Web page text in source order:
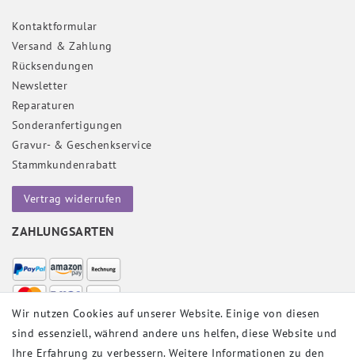
Kontaktformular
Versand & Zahlung
Rücksendungen
Newsletter
Reparaturen
Sonderanfertigungen
Gravur- & Geschenkservice
Stammkundenrabatt
Vertrag widerrufen
ZAHLUNGSARTEN
VERSANDPARTNER
Wir nutzen Cookies auf unserer Website. Einige von diesen
sind essenziell, während andere uns helfen, diese Website und
Ihre Erfahrung zu verbessern. Weitere Informationen zu den